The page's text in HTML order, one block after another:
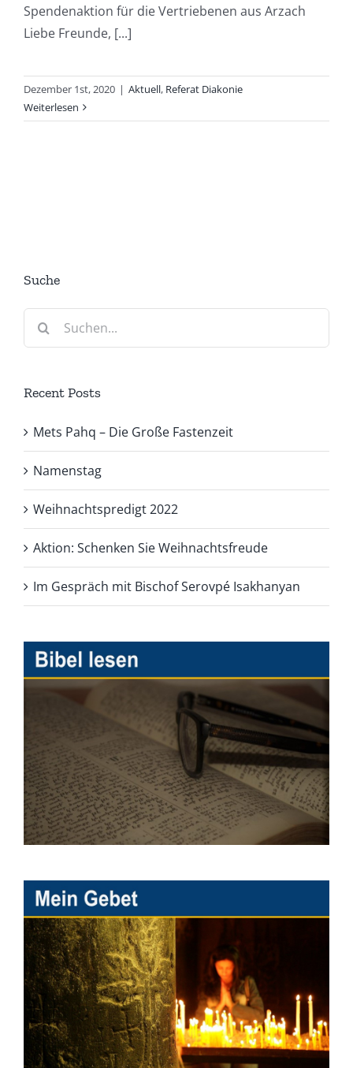
Spendenaktion für die Vertriebenen aus Arzach
Liebe Freunde, [...]
Dezember 1st, 2020 | Aktuell, Referat Diakonie
Weiterlesen
Suche
Suche
nach:
Recent Posts
Mets Pahq – Die Große Fastenzeit
Namenstag
Weihnachtspredigt 2022
Aktion: Schenken Sie Weihnachtsfreude
Im Gespräch mit Bischof Serovpé Isakhanyan